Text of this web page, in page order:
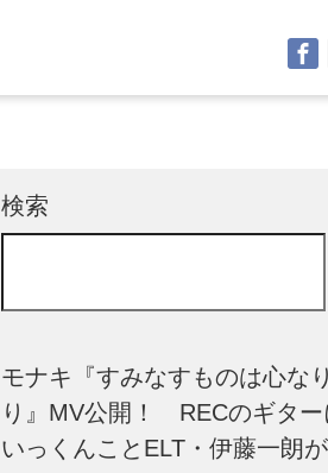
検索
モナキ『すみなすものは心な
り』MV公開！ RECのギター
いっくんことELT・伊藤一朗